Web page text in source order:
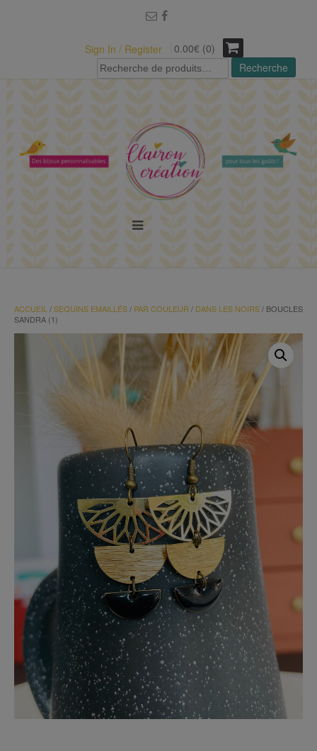
Sign In / Register
0.00€ (0)
Recherche
pour :
Recherche
ACCUEIL /SEQUINS EMAILLÉS/ PAR COULEUR / DANS LES NOIRS/ BOUCLES
SANDRA (1)